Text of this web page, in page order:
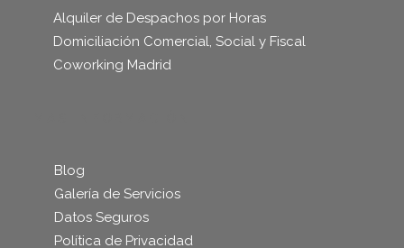
Alquiler de Despachos por Horas
Domiciliación Comercial, Social y Fiscal
Coworking Madrid
Blog
Galería de Servicios
Datos Seguros
Política de Privacidad